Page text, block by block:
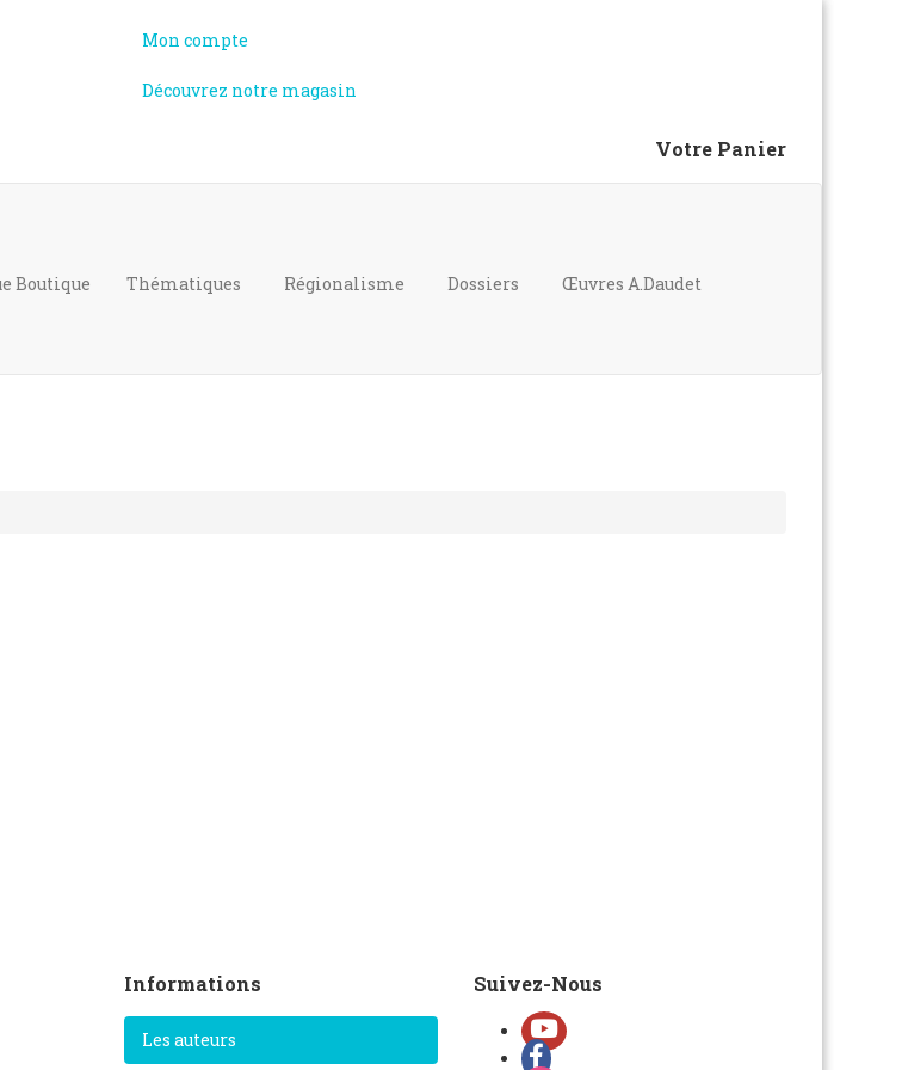
Mon compte
Découvrez notre magasin
Votre Panier
Boutique Thématiques Régionalisme Dossiers Œuvres A.Daudet
Informations
Les auteurs
Suivez-Nous